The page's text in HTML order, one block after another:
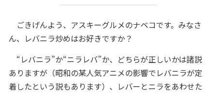
ごきげんよう、アスキーグルメのナベコです。みなさ
ん、レバニラ炒めはお好きですか？
“レバニラ”か“ニラレバ”か、どちらが正しいかは諸説
ありますが（昭和の某人気アニメの影響でレバニラが定
着したという説もあります）、レバーとニラをあわせた